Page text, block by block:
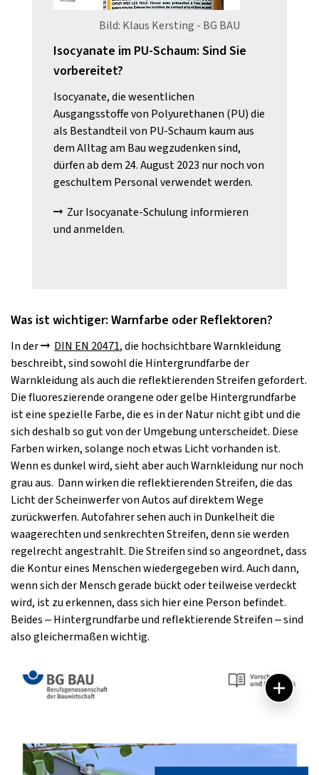
Bild: Klaus Kersting - BG BAU
Isocyanate im PU-Schaum: Sind Sie
vorbereitet?
Isocyanate, die wesentlichen
Ausgangsstoffe von Polyurethanen (PU) die
als Bestandteil von PU-Schaum kaum aus
dem Alltag am Bau wegzudenken sind,
dürfen ab dem 24. August 2023 nur noch von
geschultem Personal verwendet werden.
Zur Isocyanate-Schulung informieren
und anmelden.
Was ist wichtiger: Warnfarbe oder Reflektoren?
In der DIN EN 20471, die hochsichtbare Warnkleidung
beschreibt, sind sowohl die Hintergrundfarbe der
Warnkleidung als auch die reflektierenden Streifen gefordert.
Die fluoreszierende orangene oder gelbe Hintergrundfarbe
ist eine spezielle Farbe, die es in der Natur nicht gibt und die
sich deshalb so gut von der Umgebung unterscheidet. Diese
Farben wirken, solange noch etwas Licht vorhanden ist.
Wenn es dunkel wird, sieht aber auch Warnkleidung nur noch
grau aus. Dann wirken die reflektierenden Streifen, die das
Licht der Scheinwerfer von Autos auf direktem Wege
zurückwerfen. Autofahrer sehen auch in Dunkelheit die
waagerechten und senkrechten Streifen, denn sie werden
regelrecht angestrahlt. Die Streifen sind so angeordnet, dass
die Kontur eines Menschen wiedergegeben wird. Auch dann,
wenn sich der Mensch gerade bückt oder teilweise verdeckt
wird, ist zu erkennen, dass sich hier eine Person befindet.
Beides – Hintergrundfarbe und reflektierende Streifen – sind
also gleichermaßen wichtig.